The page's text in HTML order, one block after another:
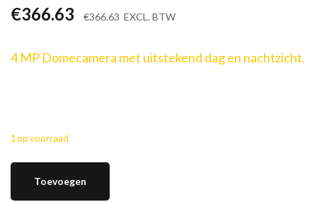
€366.63 €366.63 EXCL. BTW
4 MP Domecamera met uitstekend dag en nachtzicht.
1 op voorraad
Toevoegen